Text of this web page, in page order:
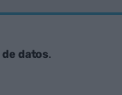
datos.